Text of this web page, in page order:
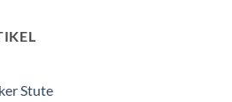
Stute